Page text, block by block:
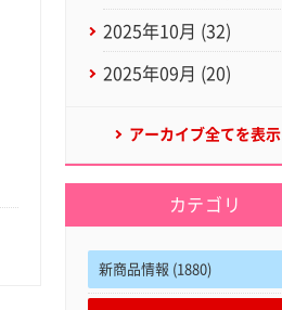
2025年10月 (32)
2025年09月 (20)
アーカイブ全てを表示
カテゴリ
新商品情報 (1880)